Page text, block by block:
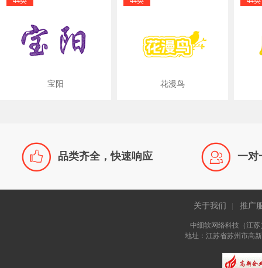
宝阳 花漫鸟
 品类齐全，快速响应  一对
关于我们 推广
中细软网络科技（江
地址：江苏省苏州市高